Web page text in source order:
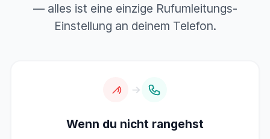
— alles ist eine einzige Rufumleitungs-
Einstellung an deinem Telefon.
Wenn du nicht rangehst